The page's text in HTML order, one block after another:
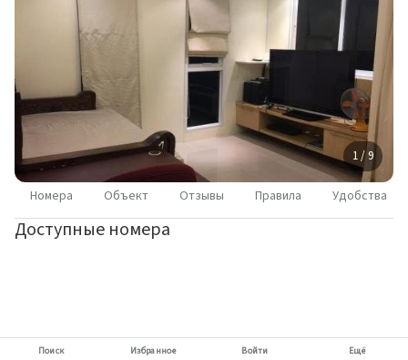
1 / 9
Номера Объект Отзывы Правила Удобства
Доступные номера
Поиск Избранное Войти Ещё